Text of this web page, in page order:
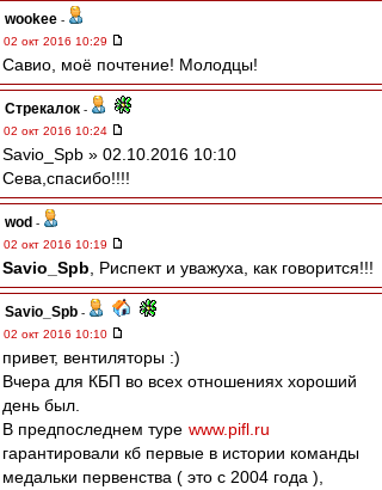
wookee -
02 окт 2016 10:29
Савио, моё почтение! Молодцы!
Стрекалок -
02 окт 2016 10:24
Savio_Spb » 02.10.2016 10:10
Сева,спасибо!!!!
wod -
02 окт 2016 10:19
Savio_Spb , Риспект и уважуха, как говорится!!!
Savio_Spb -
02 окт 2016 10:10
привет, вентиляторы :)
Вчера для КБП во всех отношениях хороший
день был.
В предпоследнем туре www.pifl.ru
гарантировали кб первые в истории команды
медальки первенства ( это с 2004 года ),